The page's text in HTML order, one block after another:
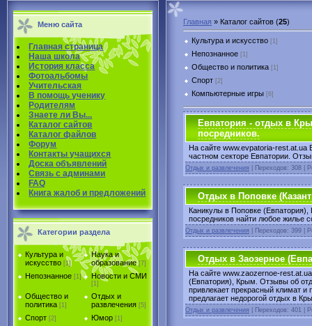
Меню сайта
Главная страница
Наша школа
История класса
Фотоальбомы
Учительская
В помощь ученику
Родителям
Знаете ли Вы...
Каталог сайтов
Каталог файлов
Форум
Контакты учащихся
Доска объявлений
Связь с админами
FAQ
Книга жалоб и предложений
Категории раздела
Культура и
искусство [1]
Наука и
образование [7]
Непознанное [1] Новости и СМИ
[1]
Общество и
политика [1]
Отдых и
развлечения [5]
Спорт [2] Юмор [1]
Главная » Каталог сайтов (25)
Культура и искусство [1]
Непознанное [1]
Общество и политика [1]
Спорт [2]
Компьютерные игры [6]
Евпатория - отдых в
посредников.
На сайте www.evpatoria-rest.at.ua
частном секторе Евпатории.
Отдых и развлечения | Переходов: 308 |
Отдых в Поповке
Каникулы в Поповке
посредников найти любое жилье
Отдых и развлечения | Переходов: 399 |
Отдых в Заозерное
На сайте www.zaozernoe-
(Евпатория), Крым. Отзывы об
привлекает прекрасный климат
предлагает недорогой отдых в
Отдых и развлечения | Переходов: 401 |